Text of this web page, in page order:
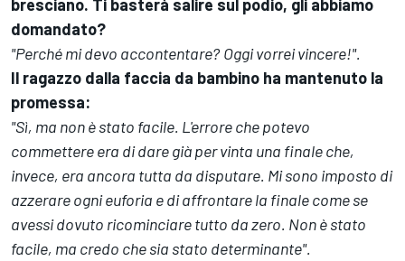
bresciano. Ti basterà salire sul podio, gli abbiamo
domandato?
"Perché mi devo accontentare? Oggi vorrei vincere!".
Il ragazzo dalla faccia da bambino ha mantenuto la
promessa:
"Sì, ma non è stato facile. L'errore che potevo
commettere era di dare già per vinta una finale che,
invece, era ancora tutta da disputare. Mi sono imposto di
azzerare ogni euforia e di affrontare la finale come se
avessi dovuto ricominciare tutto da zero. Non è stato
facile, ma credo che sia stato determinante".